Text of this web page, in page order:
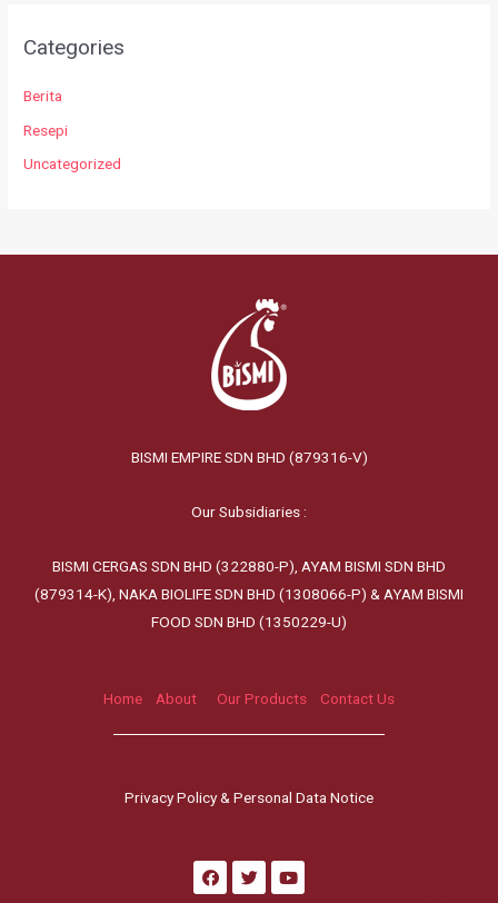
Categories
Berita
Resepi
Uncategorized
BISMI EMPIRE SDN BHD (879316-V)
Our Subsidiaries :
BISMI CERGAS SDN BHD (322880-P), AYAM BISMI SDN BHD
(879314-K), NAKA BIOLIFE SDN BHD (1308066-P) & AYAM BISMI
FOOD SDN BHD (1350229-U)
Home About Our Products Contact Us
Privacy Policy & Personal Data Notice